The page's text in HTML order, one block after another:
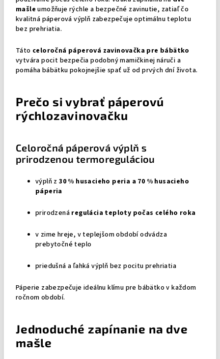
mašle umožňuje rýchle a bezpečné zavinutie, zatiaľ čo
kvalitná páperová výplň zabezpečuje optimálnu teplotu
bez prehriatia.
Táto celoročná páperová zavinovačka pre bábätko
vytvára pocit bezpečia podobný mamičkinej náruči a
pomáha bábätku pokojnejšie spať už od prvých dní života.
Prečo si vybrať páperovú
rýchlozavinovačku
Celoročná páperová výplň s
prirodzenou termoreguláciou
výplň z30 % husacieho peria a 70 % husacieho
páperia
prirodzená regulácia teploty počas celého roka
v zime hreje, v teplejšom období odvádza
prebytočné teplo
priedušná a ľahká výplň bez pocitu prehriatia
Páperie zabezpečuje ideálnu klímu pre bábätko v každom
ročnom období.
Jednoduché zapínanie na dve
mašle